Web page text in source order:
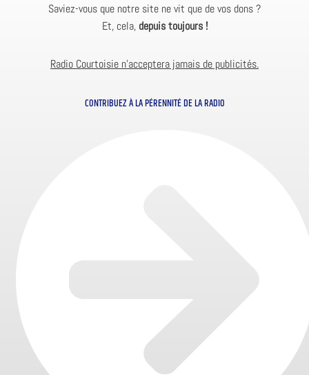
Saviez-vous que notre site ne vit que de vos dons ?
Et, cela, depuis toujours !
Radio Courtoisie n’acceptera jamais de publicités.
CONTRIBUEZ À LA PÉRENNITÉ DE LA RADIO